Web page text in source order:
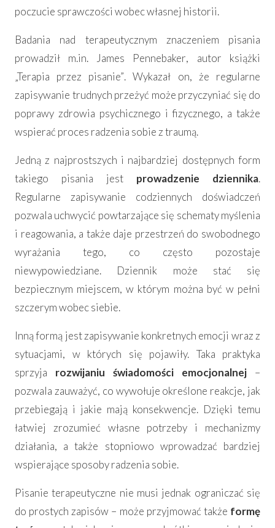
poczucie sprawczości wobec własnej historii.
Badania nad terapeutycznym znaczeniem pisania
prowadził m.in.
James Pennebaker, autor książki
„Terapia przez pisanie”. Wykazał on, że regularne
zapisywanie trudnych przeżyć może przyczyniać się do
poprawy zdrowia psychicznego i fizycznego, a także
wspierać proces radzenia sobie z traumą.
Jedną z najprostszych i najbardziej dostępnych form
takiego pisania jest prowadzenie dziennika.
Regularne zapisywanie codziennych doświadczeń
pozwala uchwycić powtarzające się schematy myślenia
i reagowania, a także daje przestrzeń do swobodnego
wyrażania tego, co często pozostaje
niewypowiedziane. Dziennik może stać się
bezpiecznym miejscem, w którym można być w pełni
szczerym wobec siebie.
Inną formą jest zapisywanie konkretnych emocji wraz z
sytuacjami, w których się pojawiły. Taka praktyka
sprzyja rozwijaniu świadomości emocjonalnej –
pozwala zauważyć, co wywołuje określone reakcje, jak
przebiegają i jakie mają konsekwencje. Dzięki temu
łatwiej zrozumieć własne potrzeby i mechanizmy
działania, a także stopniowo wprowadzać bardziej
wspierające sposoby radzenia sobie.
Pisanie terapeutyczne nie musi jednak ograniczać się
do prostych zapisów – może przyjmować także formę